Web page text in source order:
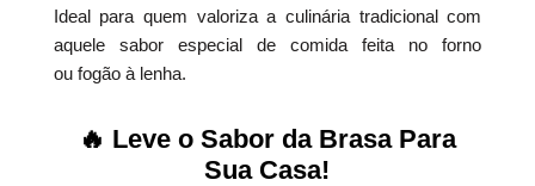
Ideal para quem valoriza a culinária tradicional com
aquele sabor especial de comida feita no forno
ou fogão à lenha.
🔥 Leve o Sabor da Brasa Para
Sua Casa!